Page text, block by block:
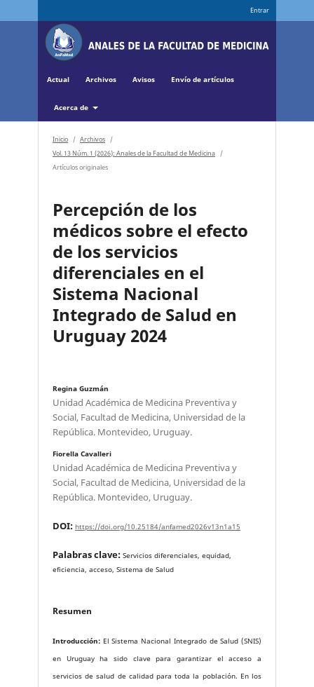
Actual Archivos Avisos Envío de artículos
Acerca de
Entrar
Inicio / Archivos
/
Vol. 13 Núm. 1 (2026): Anales de la Facultad de Medicina
/
Artículos originales
Percepción de los
médicos sobre el efecto
de los servicios
diferenciales en el
Sistema Nacional
Integrado de Salud en
Uruguay 2024
Regina Guzmán
Unidad Académica de Medicina Preventiva y
Social, Facultad de Medicina, Universidad de la
República. Montevideo, Uruguay.
Fiorella Cavalleri
Unidad Académica de Medicina Preventiva y
Social, Facultad de Medicina, Universidad de la
República. Montevideo, Uruguay.
DOI: https://doi.org/10.25184/anfamed2026v13n1a15
Palabras clave: Servicios diferenciales, equidad,
eficiencia, acceso, Sistema de Salud
Resumen
Introducción: El Sistema Nacional Integrado de Salud (SNIS)
en Uruguay ha sido clave para garantizar el acceso a
servicios de salud de calidad para toda la población. En los